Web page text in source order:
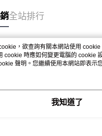
全站排行
，欲查詢有關本網站使用
cookie 時應如何變更電腦的 cookie
聲明。您繼續使用本網站即表示
聲明使用 cookie。
我知道了